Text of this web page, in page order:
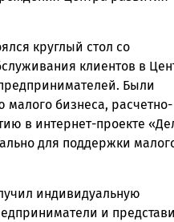
круглый стол со
клиентов в
Были
малого бизнеса, расчетно-
в интернет-проекте
для поддержки
индивидуальную
и